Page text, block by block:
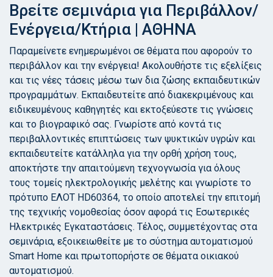
Βρείτε σεμινάρια για Περιβάλλον/
Ενέργεια/Κτήρια | ΑΘΗΝΑ
Παραμείνετε ενημερωμένοι σε θέματα που αφορούν το
περιβάλλον και την ενέργεια! Ακολουθήστε τις εξελίξεις
και τις νέες τάσεις μέσω των δια ζώσης εκπαιδευτικών
προγραμμάτων. Εκπαιδευτείτε από διακεκριμένους και
ειδικευμένους καθηγητές και εκτοξεύεστε τις γνώσεις
και το βιογραφικό σας. Γνωρίστε από κοντά τις
περιβαλλοντικές επιπτώσεις των ψυκτικών υγρών και
εκπαιδευτείτε κατάλληλα για την ορθή χρήση τους,
αποκτήστε την απαιτούμενη τεχνογνωσία για όλους
τους τομείς ηλεκτρολογικής μελέτης και γνωρίστε το
πρότυπο ΕΛΟΤ HD60364, το οποίο αποτελεί την επιτομή
της τεχνικής νομοθεσίας όσον αφορά τις Εσωτερικές
Ηλεκτρικές Εγκαταστάσεις. Τέλος, συμμετέχοντας στα
σεμινάρια, εξοικειωθείτε με το σύστημα αυτοματισμού
Smart Home και πρωτοπορήστε σε θέματα οικιακού
αυτοματισμού.